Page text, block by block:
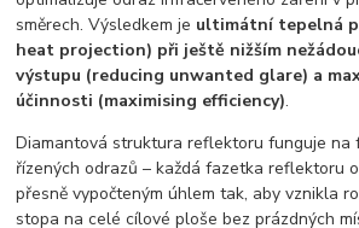
směrech. Výsledkem je ultimátní tepelná
heat projection) při ještě nižším
výstupu (reducing unwanted glare) a
účinnosti (maximising efficiency).
Diamantová struktura reflektoru funguje na
řízených odrazů – každá fazetka reflektoru
přesně vypočteným úhlem tak, aby vznikla
stopa na celé cílové ploše bez prázdných